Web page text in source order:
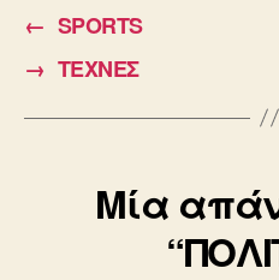
b
o
o
← SPORTS
→ ΤΕΧΝΕΣ
Μία